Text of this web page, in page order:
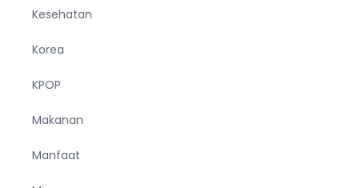
Kesehatan
Korea
KPOP
Makanan
Manfaat